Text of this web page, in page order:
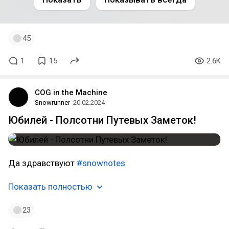
45
1 15 2.6K
COG in the Machine
Snowrunner 20.02.2024
Юбилей - Полсотни Путевых Заметок!
Да здравствуют #snownotes
Показать полностью
23